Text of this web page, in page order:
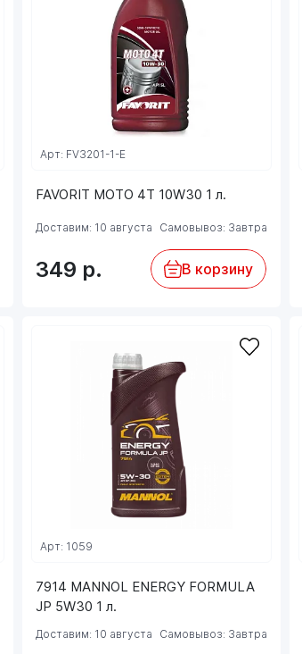
FAVORIT MOTO 4T 10W30 1 л.
Арт: FV3201-1-E
Доставим: 10 августа Самовывоз: Завтра
349 р. В корзину
7914 MANNOL ENERGY FORMULA
JP 5W30 1 л.
Арт: 1059
Доставим: 10 августа Самовывоз: Завтра